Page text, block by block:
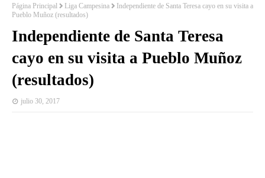
Página Principal Liga Campesina
Independiente de Santa Teresa cayo en su visita a
Pueblo Muñoz (resultados)
Independiente de Santa Teresa
cayo en su visita a Pueblo Muñoz
(resultados)
julio 30, 2017